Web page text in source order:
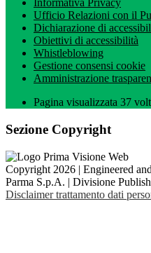
Informativa Privacy
Ufficio Relazioni con il
Dichiarazione di
Obiettivi di accessibilità
Whistleblowing
Gestione consensi cookie
Amministrazione
Pagina visualizzata 37
Sezione Copyright
Copyright 2026 | Engineered
Parma S.p.A. | Divisione
Disclaimer trattamento dati